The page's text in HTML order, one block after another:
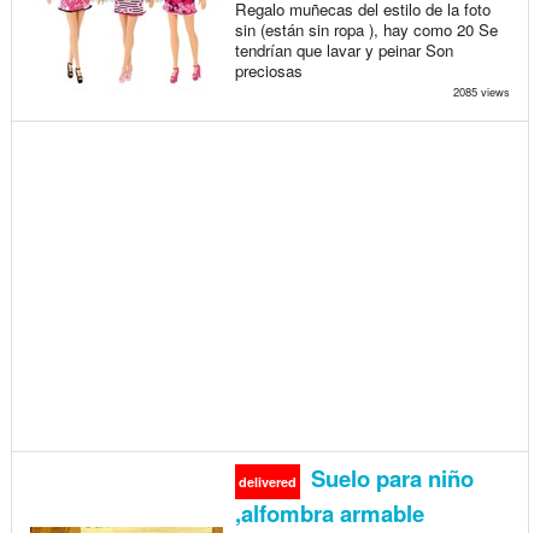
Regalo muñecas del estilo de la foto
sin (están sin ropa ), hay como 20 Se
tendrían que lavar y peinar Son
preciosas
2085 views
delivered
Suelo para niño
,alfombra armable